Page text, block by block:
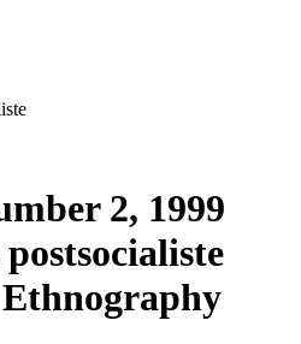
2, 1999